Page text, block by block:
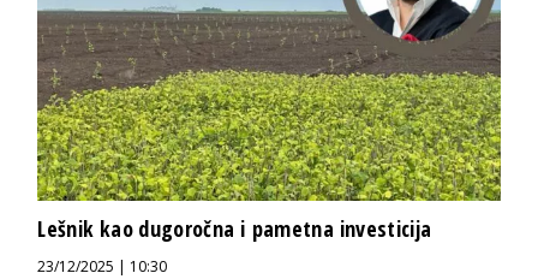
Lešnik kao dugoročna i pametna investicija
23/12/2025 | 10:30